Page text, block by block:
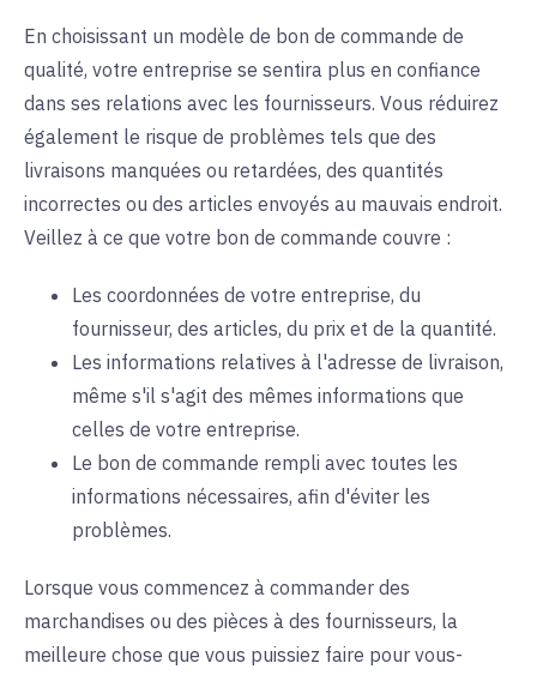
En choisissant un modèle de bon de commande de
qualité, votre entreprise se sentira plus en confiance
dans ses relations avec les fournisseurs. Vous réduirez
également le risque de problèmes tels que des
livraisons manquées ou retardées, des quantités
incorrectes ou des articles envoyés au mauvais endroit.
Veillez à ce que votre bon de commande couvre :
Les coordonnées de votre entreprise, du
fournisseur, des articles, du prix et de la quantité.
Les informations relatives à l'adresse de livraison,
même s'il s'agit des mêmes informations que
celles de votre entreprise.
Le bon de commande rempli avec toutes les
informations nécessaires, afin d'éviter les
problèmes.
Lorsque vous commencez à commander des
marchandises ou des pièces à des fournisseurs, la
meilleure chose que vous puissiez faire pour vous-